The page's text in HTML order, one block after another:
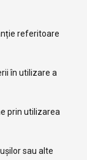
referitoare
în utilizare a
prin utilizarea
sau alte